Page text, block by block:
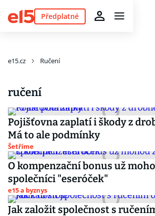
Předplatné
e15.cz Ručení
ručení
Pojišťovna zaplatí i škody z
Má to ale podmínky
Šetříme
O kompenzační bonus už
společníci "eseróček"
e15 a byznys
Jak založit společnost s